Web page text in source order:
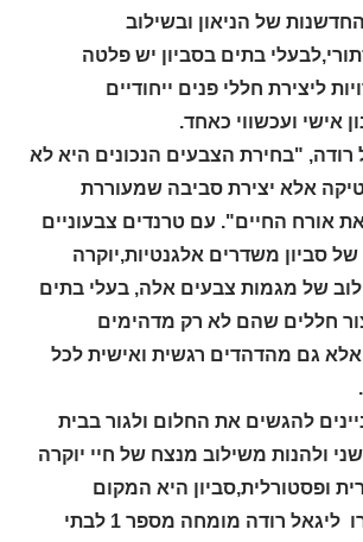
של הניאון ובשילוב
בתים בסביון יש פלטה
ליצירת חללי פנים ייחודיים
אישי ועכשווי כאחד.
רודה, "בחירת הצבעים הנכונים היא לא
אלא יצירת סביבה שמעוררת
אורח החיים". עם טרנדים צבעוניים
שלסביון משדרים אלגנטיות,יוקרה
של מגמות צבעים אלה, בעלי בתים
חללים שהם לא רק מדהימים
אלא גם מהדהדים רגשית ואישית לכל
להגשים את החלום ולגור בבית
ולהנות משילוב מנצח של חיי יוקרה
ופסטורלית,סביון היא המקום
בשבילכם,התקשרו ליגאל רודה מומחה מספר 1 לבתי